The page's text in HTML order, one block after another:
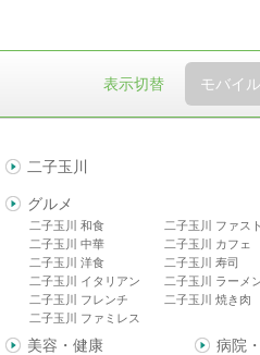
表示切替 モバイル
二子玉川
グルメ
二子玉川 和食
二子玉川 中華
二子玉川 洋食
二子玉川 イタリアン
二子玉川 フレンチ
二子玉川 ファミレス
二子玉川 ファス
二子玉川 カフェ
二子玉川 寿司
二子玉川 ラーメ
二子玉川 焼き肉
美容・健康 病院